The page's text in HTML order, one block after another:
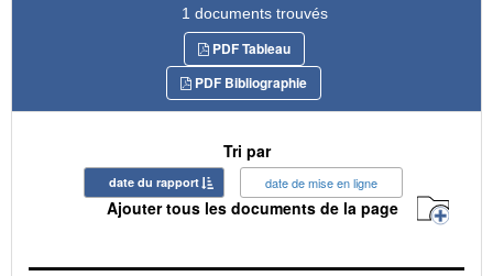
1 documents trouvés
PDF Tableau
PDF Bibliographie
Tri par
date du rapport date de mise en ligne
Ajouter tous les documents de la page